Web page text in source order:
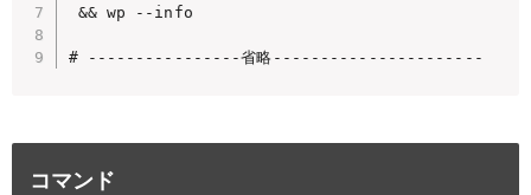
&& wp --info
# ----------------省略----------------------
コマンド